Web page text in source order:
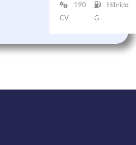
190
CV
Híbrido
G